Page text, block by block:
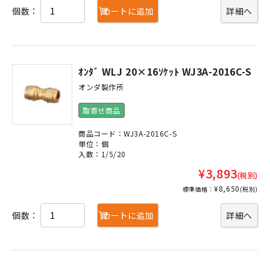
詳細へ
個数： カートに追加
ｵﾝﾀﾞ WLJ 20×16ｿｹｯﾄ WJ3A-2016C-S
オンダ製作所
取寄せ商品
商品コード：WJ3A-2016C-S
単位：個
入数：1/5/20
¥3,893(税別)
標準価格：¥8,650 (税別)
詳細へ
個数： カートに追加